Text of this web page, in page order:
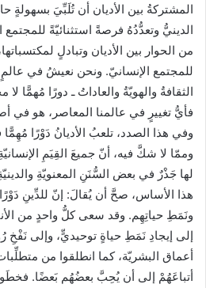
المشتركةُ بين الأديان أن تُلَبِّيَ بسهولةٍ
الدينيُّ وتعدُّدُهُ فرصةً استثنائيّةً للمجتمع
من الحوار بين الأديان وتبادلٍ
للمجتمع الإنسانيّ. ونحن نعيشُ في
الثقافةُ والهويّةُ والعاداتُ ـ دورًا مُهمًّا لا
فأيُّ تغييرٍ في عالمنا المعاصر، هو في
وفي هذا الصدد، تلعبُ الأديانُ دَوْرًا
وممّا لا شكَّ فيه، أنّ جميعَ القِيَمِ
لها جَذْرٌ في بعض السُّنَنِ المعنويّةِ
هذا الأساس، صحَّ أن يُقالَ: إنّ للدِّينِ
ونَمَطِ حياتِهِم. وقد سعى كلُّ واحدٍ من
إلى إيجادِ نَمَطِ حياةٍ توحيديٍّ، وإلى نَفْخِ
أعماق البشريّة، كما انطلقوا من
أتباعَهُمْ إلى أن يُحِبَّ بعضُهُم بَعضًا.